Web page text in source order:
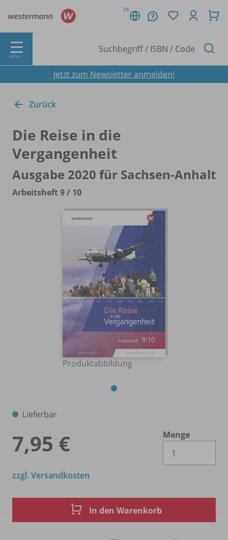
DE
MENÜ
Jetzt zum Newsletter anmelden!
Zurück
Die Reise in die
Vergangenheit
Ausgabe 2020 für Sachsen-Anhalt
Arbeitsheft 9 / 10
Produktabbildung
Lieferbar
7,95 €
Menge
zzgl. Versandkosten
In den Warenkorb